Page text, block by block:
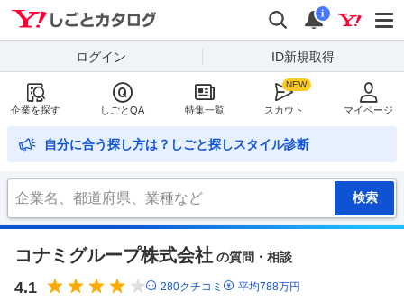
検索
通知
i
ログイン ID新規取得
企業を探す しごとQA 特集一覧 スカウト マイページ
自分に合う探し方は？しごと探しスタイル診断
コナミグループ株式会社 の質問・相談
4.1 280クチコミ 平均788万円